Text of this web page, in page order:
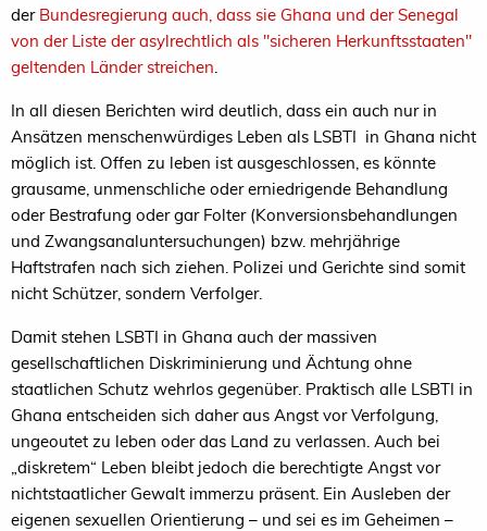
der Bundesregierung auch, dass sie Ghana und der Senegal
von der Liste der asylrechtlich als "sicheren Herkunftsstaaten"
geltenden Länder streichen
In all diesen Berichten wird deutlich, dass ein auch nur in
Ansätzen menschenwürdiges Leben als LSBTI in Ghana nicht
möglich ist. Offen zu leben ist ausgeschlossen, es könnte
grausame, unmenschliche oder erniedrigende Behandlung
oder Bestrafung oder gar Folter (Konversionsbehandlungen
und Zwangsanaluntersuchungen) bzw. mehrjährige
Haftstrafen nach sich ziehen. Polizei und Gerichte sind somit
nicht Schützer, sondern Verfolger.
Damit stehen LSBTI in Ghana auch der massiven
gesellschaftlichen Diskriminierung und Ächtung ohne
staatlichen Schutz wehrlos gegenüber. Praktisch alle LSBTI in
Ghana entscheiden sich daher aus Angst vor Verfolgung,
ungeoutet zu leben oder das Land zu verlassen. Auch bei
„diskretem“ Leben bleibt jedoch die berechtigte Angst vor
nichtstaatlicher Gewalt immerzu präsent. Ein Ausleben der
eigenen sexuellen Orientierung – und sei es im Geheimen –